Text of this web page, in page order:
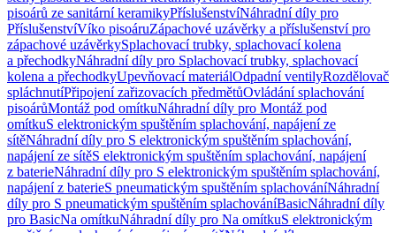
pisoárů ze sanitární keramikyPříslušenstvíNáhradní díly pro
PříslušenstvíVíko pisoáruZápachové uzávěrky a příslušenství pro
zápachové uzávěrkySplachovací trubky, splachovací kolena
a přechodkyNáhradní díly pro Splachovací trubky, splachovací
kolena a přechodkyUpevňovací materiálOdpadní ventilyRozdělovač
spláchnutíPřipojení zařizovacích předmětůOvládání splachování
pisoárůMontáž pod omítkuNáhradní díly pro Montáž pod
omítkuS elektronickým spuštěním splachování, napájení ze
sítěNáhradní díly pro S elektronickým spuštěním splachování,
napájení ze sítěS elektronickým spuštěním splachování, napájení
z baterieNáhradní díly pro S elektronickým spuštěním splachování,
napájení z baterieS pneumatickým spuštěním splachováníNáhradní
díly pro S pneumatickým spuštěním splachováníBasicNáhradní díly
pro BasicNa omítkuNáhradní díly pro Na omítkuS elektronickým